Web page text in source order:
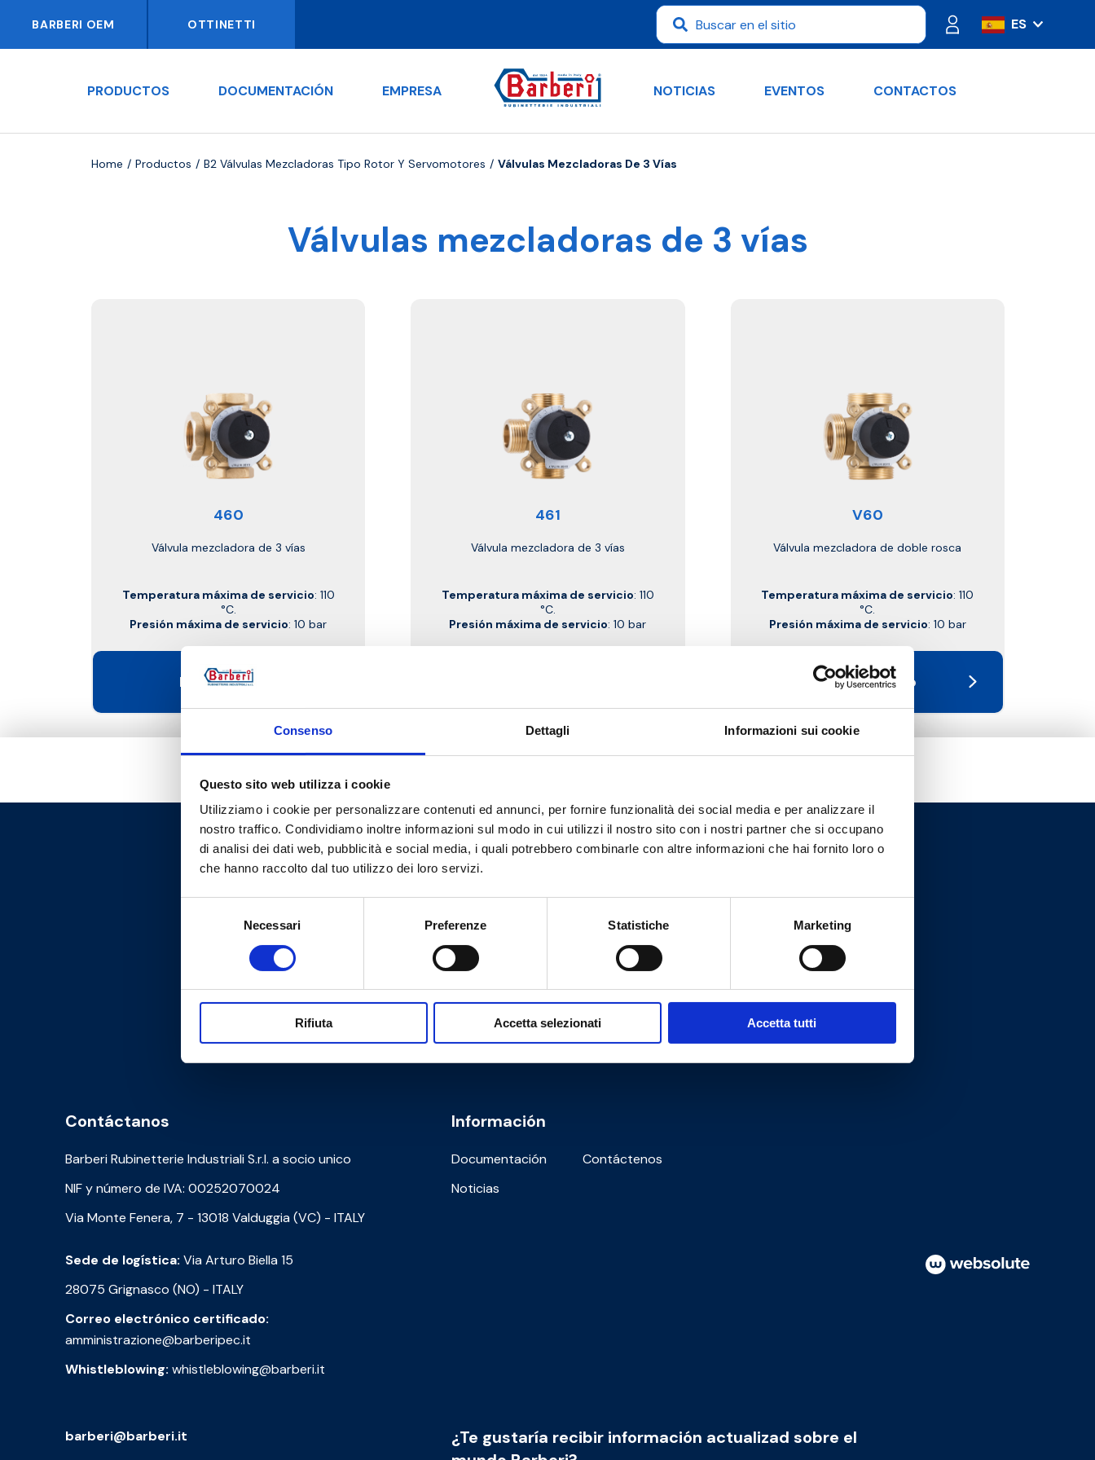
Consenso Dettagli Informazioni sui cookie
Questo sito web utilizza i cookie
Utilizziamo i cookie per personalizzare contenuti ed annunci, per fornire funzionalità dei social media e per analizzare il
nostro traffico. Condividiamo inoltre informazioni sul modo in cui utilizzi il nostro sito con i nostri partner che si occupano
di analisi dei dati web, pubblicità e social media, i quali potrebbero combinarle con altre informazioni che hai fornito loro o
che hanno raccolto dal tuo utilizzo dei loro servizi.
Necessari Preferenze Statistiche Marketing
Rifiuta Accetta selezionati Accetta tutti
BARBERI OEM OTTINETTI
ES
IT
DE
PRODUCTOS DOCUMENTACIÓN EMPRESA NOTICIAS EVENTOS CONTACTOS
Home Productos B2 Válvulas Mezcladoras Tipo Rotor Y Servomotores Válvulas Mezcladoras De 3 Vías
Válvulas mezcladoras de 3 vías
460
Válvula mezcladora de 3 vías
Temperatura máxima de servicio: 110
°C.
Presión máxima de servicio: 10 bar
Ir al producto
461
Válvula mezcladora de 3 vías
Temperatura máxima de servicio: 110
°C.
Presión máxima de servicio: 10 bar
V60
Válvula mezcladora de doble rosca
Temperatura máxima de servicio: 110
°C.
Presión máxima de servicio: 10 bar
Ir al producto
Cookie Policy Privacy Policy
Contáctanos
Barberi Rubinetterie Industriali S.r.l. a socio unico
NIF y número de IVA: 00252070024
Via Monte Fenera, 7 - 13018 Valduggia (VC) - ITALY
Sede de logística: Via Arturo Biella 15
28075 Grignasco (NO) - ITALY
Correo electrónico certificado:
amministrazione@barberipec.it
Whistleblowing: whistleblowing@barberi.it
Información
Documentación
Contáctenos
Noticias
barberi@barberi.it
¿Te gustaría recibir información actualizad sobre el